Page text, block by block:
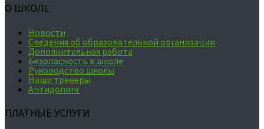
О ШКОЛЕ
Новости
Сведения об образовательной организации
Дополнительная работа
Безопасность в школе
Руководство школы
Наши тренеры
Антидопинг
ПЛАТНЫЕ УСЛУГИ